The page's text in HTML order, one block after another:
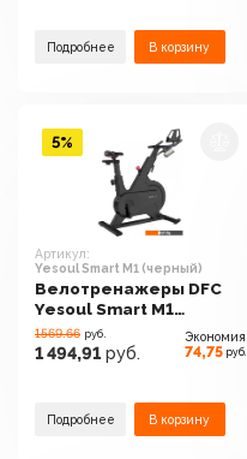
Подробнее В корзину
Артикул:
Yesoul Smart M1 (черный)
Велотренажеры DFC
Yesoul Smart M1
(черный)
1569.66 руб.
1 494,91 руб.
Экономия
74,75 руб.
Подробнее В корзину
5%